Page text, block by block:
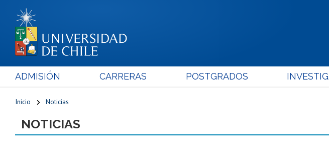
ADMISIÓN CARRERAS POSTGRADOS
Inicio Noticias
NOTICIAS